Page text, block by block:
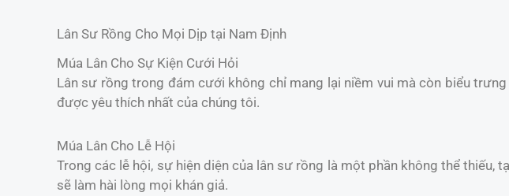
Lân Sư Rồng Cho Mọi Dịp tại Nam Định
Múa Lân Cho Sự Kiện Cưới Hỏi
Lân sư rồng trong đám cưới không chỉ mang lại niềm vui mà còn biểu
được yêu thích nhất của chúng tôi.
Múa Lân Cho Lễ Hội
Trong các lễ hội, sự hiện diện của lân sư rồng là một phần không thể thiếu,
sẽ làm hài lòng mọi khán giả.